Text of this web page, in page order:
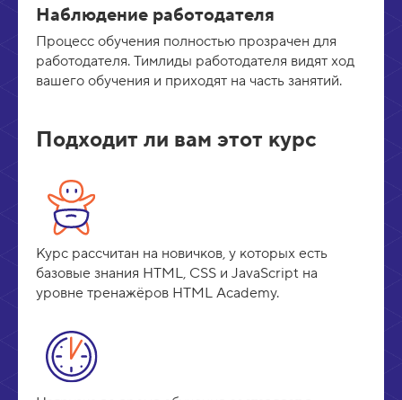
Наблюдение работодателя
Процесс обучения полностью прозрачен для
работодателя. Тимлиды работодателя видят ход
вашего обучения и приходят на часть занятий.
Подходит ли вам этот курс
Курс рассчитан на новичков, у которых есть
базовые знания HTML, CSS и JavaScript на
уровне тренажёров HTML Academy.